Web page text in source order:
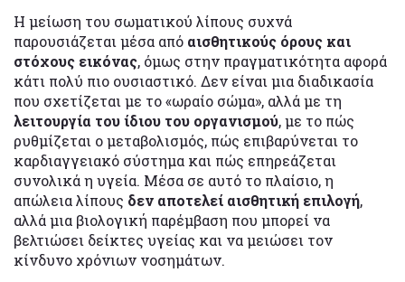
Η μείωση του σωματικού λίπους συχνά
παρουσιάζεται μέσα από αισθητικούς όρους και
στόχους εικόνας, όμως στην πραγματικότητα αφορά
κάτι πολύ πιο ουσιαστικό. Δεν είναι μια διαδικασία
που σχετίζεται με το «ωραίο σώμα», αλλά με τη
λειτουργία του ίδιου του οργανισμού, με το πώς
ρυθμίζεται ο μεταβολισμός, πώς επιβαρύνεται το
καρδιαγγειακό σύστημα και πώς επηρεάζεται
συνολικά η υγεία. Μέσα σε αυτό το πλαίσιο, η
απώλεια λίπους δεν αποτελεί αισθητική επιλογή,
αλλά μια βιολογική παρέμβαση που μπορεί να
βελτιώσει δείκτες υγείας και να μειώσει τον
κίνδυνο χρόνιων νοσημάτων.